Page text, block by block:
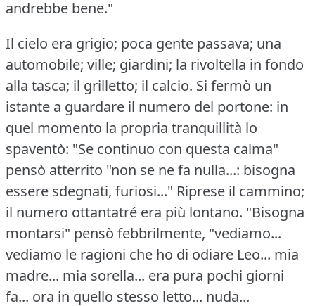
andrebbe bene."
Il cielo era grigio; poca gente passava; una
automobile; ville; giardini; la rivoltella in fondo
alla tasca; il grilletto; il calcio. Si fermò un
istante a guardare il numero del portone: in
quel momento la propria tranquillità lo
spaventò: "Se continuo con questa calma"
pensò atterrito "non se ne fa nulla...: bisogna
essere sdegnati, furiosi..." Riprese il cammino;
il numero ottantatré era più lontano. "Bisogna
montarsi" pensò febbrilmente, "vediamo...
vediamo le ragioni che ho di odiare Leo... mia
madre... mia sorella... era pura pochi giorni
fa... ora in quello stesso letto... nuda...